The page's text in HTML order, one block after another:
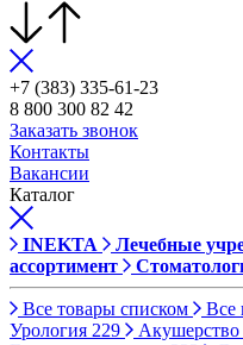
+7 (383) 335-61-23
8 800 300 82 42
Заказать звонок
Контакты
Вакансии
Каталог
INEKTA Лечебные
ассортимент
Все товары списком Все
Урология 229 Акушерство